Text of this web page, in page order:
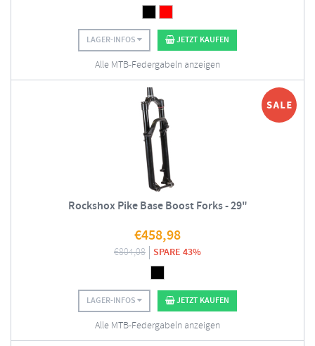
LAGER-INFOS JETZT KAUFEN
Alle MTB-Federgabeln anzeigen
Rockshox Pike Base Boost Forks - 29"
€458,98
€804,08 SPARE 43%
LAGER-INFOS JETZT KAUFEN
Alle MTB-Federgabeln anzeigen